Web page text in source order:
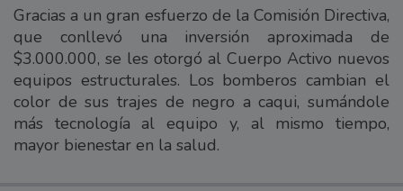
Gracias a un gran esfuerzo de la Comisión Directiva,
que conllevó una inversión aproximada de
$3.000.000, se les otorgó al Cuerpo Activo nuevos
equipos estructurales. Los bomberos cambian el
color de sus trajes de negro a caqui, sumándole
más tecnología al equipo y, al mismo tiempo,
mayor bienestar en la salud.